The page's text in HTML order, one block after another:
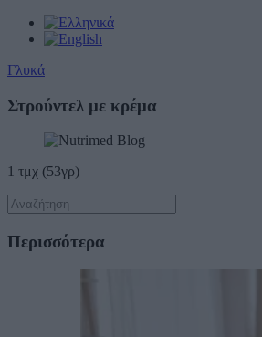
Γλυκά
Στρούντελ με κρέμα
1 τμχ (53γρ)
Περισσότερα